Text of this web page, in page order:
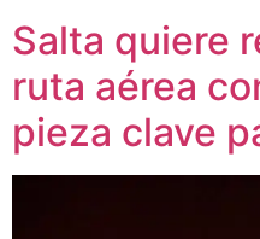
Salta quiere
ruta aérea
pieza clave